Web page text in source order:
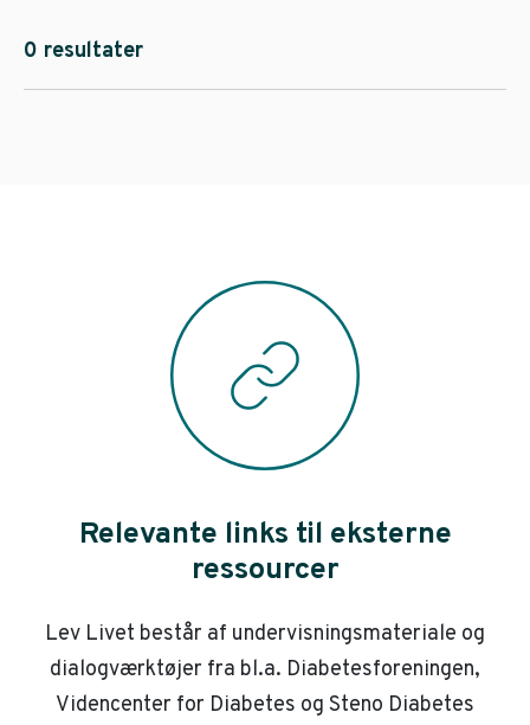
0 resultater
Relevante links til eksterne
ressourcer
Lev Livet består af undervisningsmateriale og
dialogværktøjer fra bl.a. Diabetesforeningen,
Videncenter for Diabetes og Steno Diabetes